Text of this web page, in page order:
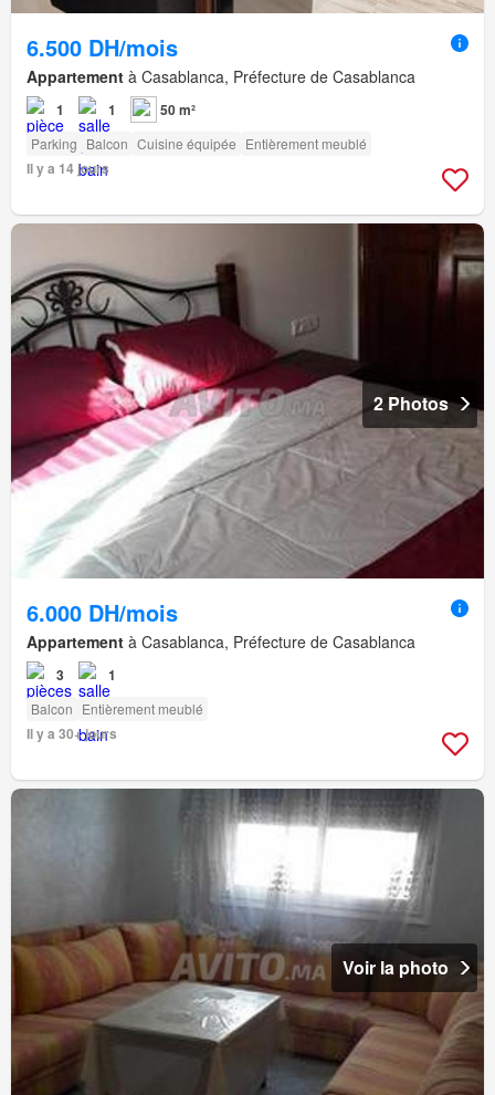
6.500 DH/mois
Appartement à Casablanca, Préfecture de Casablanca
1 1 50 m²
Parking Balcon Cuisine équipée Entièrement meublé
Il y a 14 jours
2 Photos
6.000 DH/mois
Appartement à Casablanca, Préfecture de Casablanca
3 1
Balcon Entièrement meublé
Il y a 30+ jours
Voir la photo